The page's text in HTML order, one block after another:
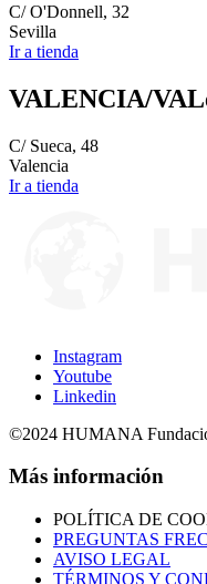
C/ O'Donnell, 32
Sevilla
Ir a tienda
VALENCIA/
C/ Sueca, 48
Valencia
Ir a tienda
Instagram
Youtube
Linkedin
©2024 HUMANA
Más información
POLÍTICA DE
PREGUNTAS
AVISO LEGAL
TÉRMINOS Y